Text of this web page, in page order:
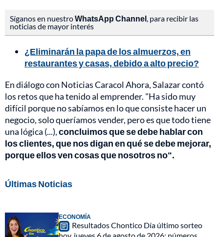
Síganos en nuestroWhatsApp Channel , para recibir las
noticias de mayor interés
¿Eliminarán la papa de los almuerzos, en
restaurantes y casas, debido a alto precio?
En diálogo con Noticias Caracol Ahora, Salazar contó
los retos que ha tenido al emprender. "Ha sido muy
difícil porque no sabíamos en lo que consiste hacer un
negocio, solo queríamos vender, pero es que todo tiene
una lógica (...),concluimos que se debe hablar con
los clientes, que nos digan en qué se debe mejorar,
porque ellos ven cosas que nosotros no".
Últimas Noticias
ECONOMÍA
Resultados Chontico Día último sorteo
hoy, jueves 6 de agosto de 2026: números